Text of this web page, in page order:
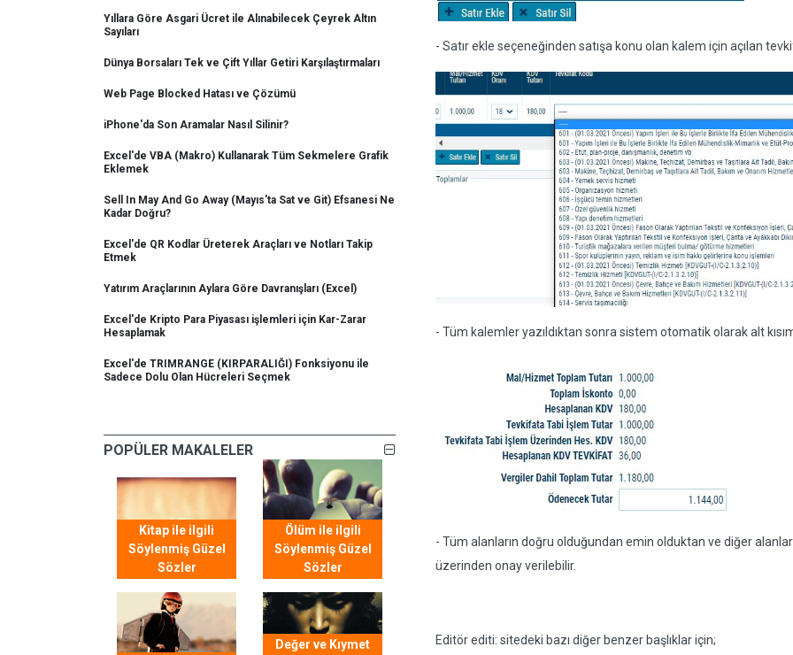
Yıllara Göre Asgari Ücret ile Alınabilecek Çeyrek Altın
Sayıları
Dünya Borsaları Tek ve Çift Yıllar Getiri Karşılaştırmaları
Web Page Blocked Hatası ve Çözümü
iPhone'da Son Aramalar Nasıl Silinir?
Excel'de VBA (Makro) Kullanarak Tüm Sekmelere Grafik
Eklemek
Sell In May And Go Away (Mayıs'ta Sat ve Git) Efsanesi Ne
Kadar Doğru?
Excel'de QR Kodlar Üreterek Araçları ve Notları Takip
Etmek
Yatırım Araçlarının Aylara Göre Davranışları (Excel)
Excel'de Kripto Para Piyasası işlemleri için Kar-Zarar
Hesaplamak
Excel'de TRIMRANGE (KIRPARALIĞI) Fonksiyonu ile
Sadece Dolu Olan Hücreleri Seçmek
POPÜLER MAKALELER
Kitap ile ilgili
Söylenmiş Güzel
Sözler
Ölüm ile ilgili
Söylenmiş Güzel
Sözler
Değer ve Kıymet
- Satır ekle seçeneğinden satışa konu olan kalem için açılan
- Tüm kalemler yazıldıktan sonra sistem otomatik olarak alt
- Tüm alanların doğru olduğundan emin olduktan ve diğer
üzerinden onay verilebilir.
Editör editi: sitedeki bazı diğer benzer başlıklar için;